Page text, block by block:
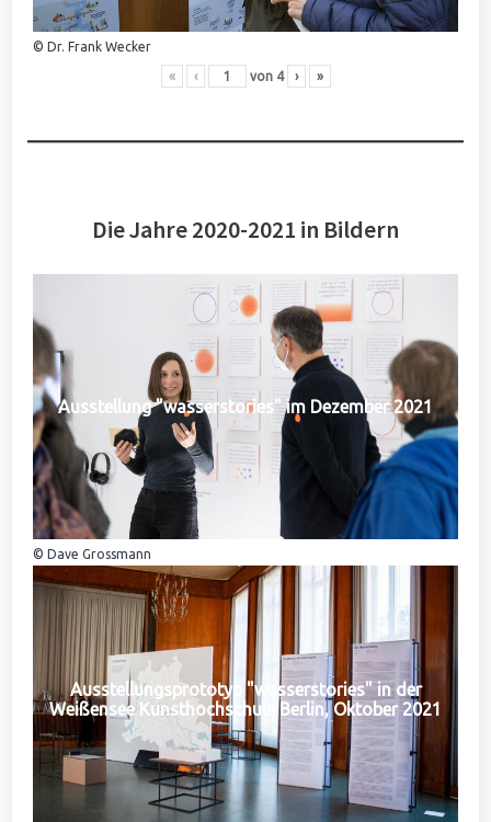
© Dr. Frank Wecker
« ‹ von 4 › »
Die Jahre 2020-2021 in Bildern
Ausstellung "wasserstories" im Dezember 2021
© Dave Grossmann
Ausstellungsprototyp "wasserstories" in der
Weißensee Kunsthochschule Berlin, Oktober 2021